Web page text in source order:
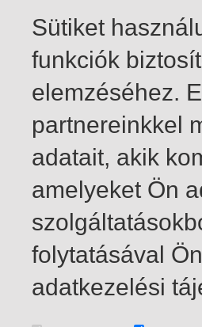
1-2 / total 2 hit
Sütiket
funkciók
elemzéséhez.
partnereinkkel
adatait, akik
amelyeket Ön
folytatásával
adatkezelési